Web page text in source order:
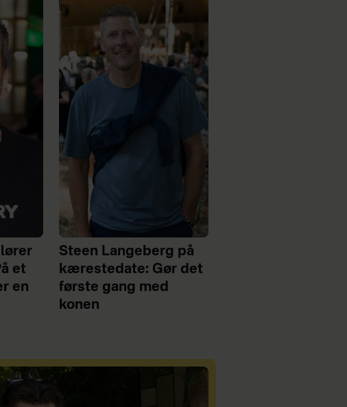
et
en
Steen Langeberg på
kærestedate: Gør det
første gang med
konen